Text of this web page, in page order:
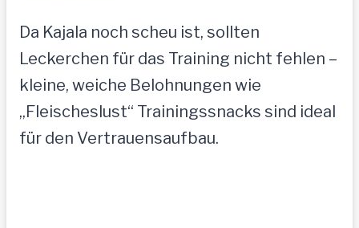
Da Kajala noch scheu ist, sollten
Leckerchen für das Training nicht fehlen –
kleine, weiche Belohnungen wie
„Fleischeslust“ Trainingssnacks sind ideal
für den Vertrauensaufbau.